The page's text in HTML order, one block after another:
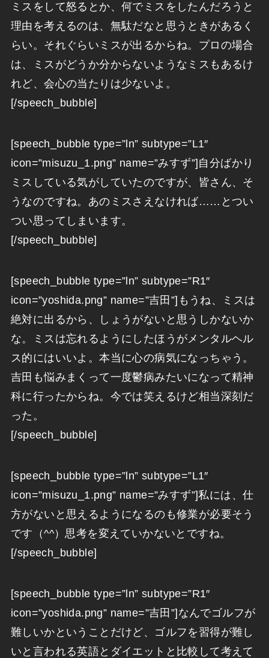
ミスをして怒るとか、何でミスをしたんだろうと
理由を考えるのは、無駄だなと思うときがあるく
らい。それぐらいミスが出るからね。プロの場合
は、ミスがどうか分からないようなミスもあるけ
れど、会心の当たりは少ないよ。
[/speech_bubble]
[speech_bubble type=”ln” subtype=”L1″
icon=”misuzu_1.png” name=”みすず”]自分ばかり
ミスしている気がしていたのですが、皆さん、そ
うなのですね。あのミスさえなければ……とつい
つい思ってしまいます。
[/speech_bubble]
[speech_bubble type=”ln” subtype=”R1″
icon=”yoshida.png” name=”吉田”]もうね、ミスは
絶対に出るから、しょうがないと思うしかないか
な。ミスは忘れるようにしたほうがメンタルヘル
ス的にはいいよ。本当に心の病気になっちゃう。
吉田も悩みまくって一度鬱病みたいになって精神
科に行ったからね。今では笑えるけど相当深刻だ
った。
[/speech_bubble]
[speech_bubble type=”ln” subtype=”L1″
icon=”misuzu_1.png” name=”みすず”]私には、仕
方がないと思えるようになるのも修業が必要そう
です（^^）思考を変えていかないとですね。
[/speech_bubble]
[speech_bubble type=”ln” subtype=”R1″
icon=”yoshida.png” name=”吉田”]なんでゴルフが
難しいかということだけど、ゴルフを習得が難し
いと言われる英語とダイエットと比較して考えて